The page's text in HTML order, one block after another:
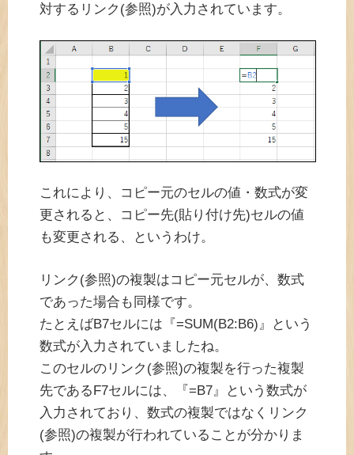
対するリンク(参照)が入力されています。
これにより、コピー元のセルの値・数式が変
更されると、コピー先(貼り付け先)セルの値
も変更される、というわけ。
リンク(参照)の複製はコピー元セルが、数式
であった場合も同様です。
たとえばB7セルには『=SUM(B2:B6)』という
数式が入力されていましたね。
このセルのリンク(参照)の複製を行った複製
先であるF7セルには、『=B7』という数式が
入力されており、数式の複製ではなくリンク
(参照)の複製が行われていることが分かりま